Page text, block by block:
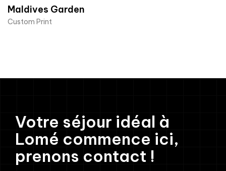
Maldives Garden
Custom Print
Votre séjour idéal à
Lomé commence ici,
prenons contact !